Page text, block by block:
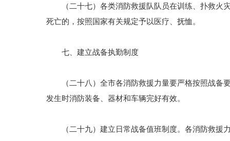
（二十七）各类消防救援队队员在训练、扑救火灾
死亡的，按照国家有关规定予以医疗、抚恤。
七、建立战备执勤制度
（二十八）全市各消防救援力量要严格按照战备要
发生时消防装备、器材和车辆完好有效。
（二十九）建立日常战备值班制度。各消防救援